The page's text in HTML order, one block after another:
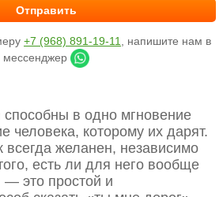
+7 (968) 891-19-11
, напишите нам в
мессенджер
способны в одно мгновение
человека, которому их дарят.
желанен, независимо
есть ли для него вообще
это простой и